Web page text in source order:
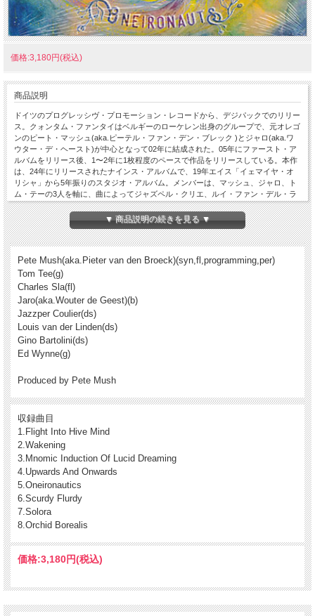
価格:3,180円(税込)
商品説明
ドイツのプログレッシヴ・プロモーション・レコードから、デジパックでのリリー
ス。クォンタム・ファンタイはベルギーのローケレン出身のグループで、元オレゴ
ンのピート・マッシュ(aka.ピーテル・ファン・デン・ブレック )とジャロ(aka.ワ
ウター・デ・ヘースト)が中心となって02年に結成された。05年にファースト・ア
ルバムをリリース後、1〜2年に1枚程度のペースで作品をリリースしている。本作
は、24年にリリースされたナインス・アルバムで、19年エイス「イェマイヤ・オ
リシャ」から5年振りのスタジオ・アルバム。メンバーは、マッシュ、ジャロ、ト
ム・テーの3人を軸に、曲によってジャズペル・クリエ、ルイ・ファン・デル・ラ
ンデン、ジノ・バルトリニがドラムを担当、シャルル・スラ、エド・ワイン(ex.オ
ズリック・テンタクルズ,etc)が適時ゲスト参加、プロデュースはマッシュ。概ね、
従来のいわゆるスペイシー・プログレ方面変わらずで、シンセ、プログラミング、
シーケンサーのスペイシーなフラグメントと丁度いい塩梅のリヴァーブ感、引き締
で同居。その意味では、ゴング、スティーヴ・ヒレッジ、オズリック・テンタクル
ズ辺りの系譜を継承した、この線のど真ん中的サウンドで、さりげなくセッション
色を担保したバンド感も十分。全体のトリップ感と演奏は素直にカッコよく、スペ
イシー・プログレ系愛好家ならまずもって楽しめるだろう好盤と思う。
只今在庫切れとなってしまいました。ご予約オーダー・お問い合わせ等は、問い合
わせフォームからお受けいたします。入荷見込み・時期など現在の状況を改めてお
知らせいたします。
Promotion Records/German)
▼ 商品説明の続きを見る ▼
Pete Mush(aka.Pieter van den Broeck)(syn,fl,programming,per)
Tom Tee(g)
Charles Sla(fl)
Jaro(aka.Wouter de Geest)(b)
Jazzper Coulier(ds)
Louis van der Linden(ds)
Gino Bartolini(ds)
Ed Wynne(g)
Produced by Pete Mush
収録曲目
1.Flight Into Hive Mind
2.Wakening
3.Mnomic Induction Of Lucid Dreaming
4.Upwards And Onwards
5.Oneironautics
6.Scurdy Flurdy
7.Solora
8.Orchid Borealis
価格:3,180円(税込)